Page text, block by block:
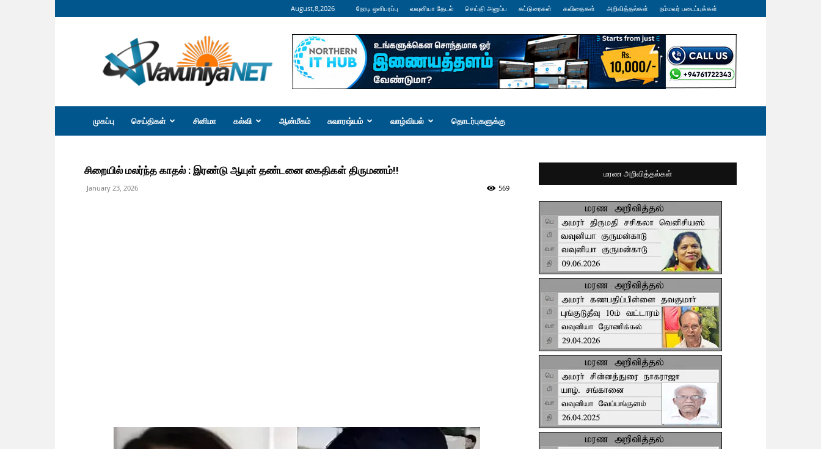
August,8,2026 நேரடி ஒளிபரப்பு வவுனியா தேடல் செய்தி அனுப்ப கட்டுரைகள் கவிதைகள் அறிவித்தல்கள் நம்மவர் படைப்புக்கள்
வவுனியா
நெற்
முகப்பு செய்திகள் சினிமா கல்வி ஆன்மீகம் சுவாரஷ்யம் வாழ்வியல் தொடர்புகளுக்கு
சிறையில் மலர்ந்த காதல் : இரண்டு ஆயுள் தண்டனை கைதிகள் திருமணம்!!
January 23, 2026 569
மரண அறிவித்தல்கள்